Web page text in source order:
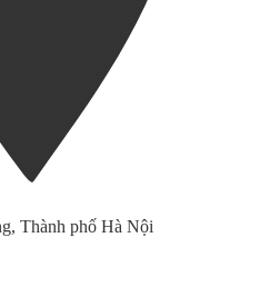
Thành phố Hà Nội